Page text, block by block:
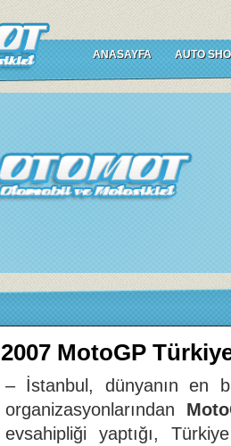
ANASAYFA AUTO
2007 MotoGP
– İstanbul, dünyanın en
organizasyonlarından
evsahipliği yaptığı,